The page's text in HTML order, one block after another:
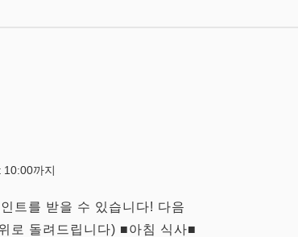
까지
트를 받을 수 있습니다! 다음
로 돌려드립니다) ■아침 식사■